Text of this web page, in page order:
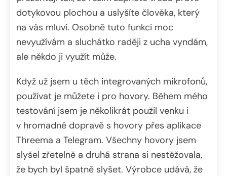
dotykovou plochou a uslyšíte člověka, který
na vás mluví. Osobně tuto funkci moc
nevyužívám a sluchátko raději z ucha vyndám,
ale někdo ji využít může.
Když už jsem u těch integrovaných mikrofonů,
používat je můžete i pro hovory. Během mého
testování jsem je několikrát použil venku i
v hromadné dopravě s hovory přes aplikace
Threema a Telegram. Všechny hovory jsem
slyšel zřetelně a druhá strana si nestěžovala,
že bych byl špatně slyšet. Výrobce udává, že